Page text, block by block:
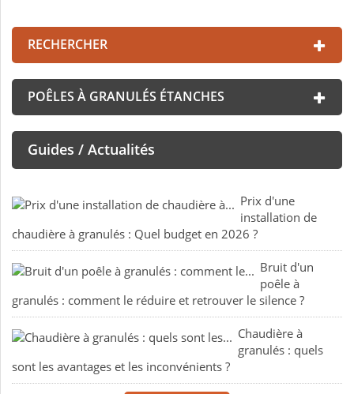
RECHERCHER
POÊLES À GRANULÉS ÉTANCHES
Guides / Actualités
Prix d'une
installation de
chaudière à granulés : Quel budget en 2026 ?
Bruit d'un
poêle à
granulés : comment le réduire et retrouver le silence ?
Chaudière à
granulés : quels
sont les avantages et les inconvénients ?